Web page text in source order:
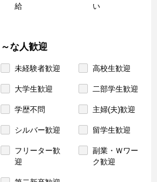
給
い
～な人歓迎
未経験者歓迎 高校生歓迎
大学生歓迎 二部学生歓迎
学歴不問 主婦(夫)歓迎
シルバー歓迎 留学生歓迎
フリーター歓
迎
副業・Ｗワー
ク歓迎